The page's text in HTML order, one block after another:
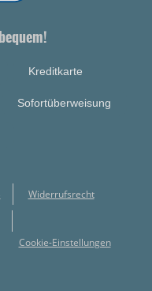
Kreditkarte
Sofortüberweisung
Widerrufsrecht
Cookie-Einstellungen